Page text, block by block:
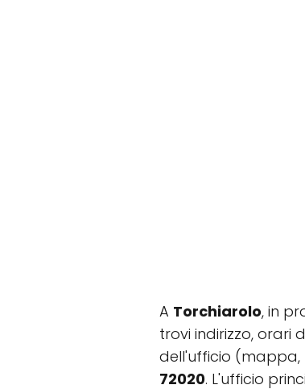
A Torchiarolo, in
trovi indirizzo, orari
dell'ufficio (mappa,
72020. L'ufficio